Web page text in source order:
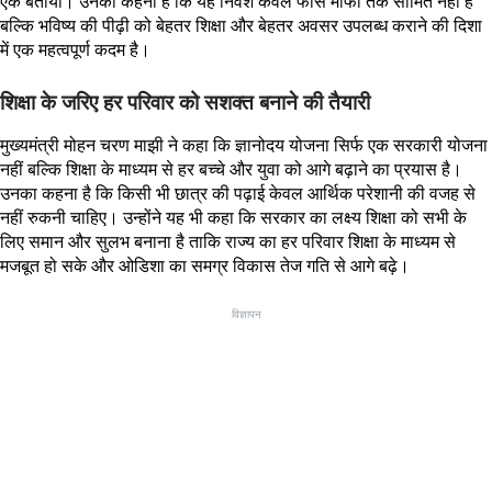
बल्कि भविष्य की पीढ़ी को बेहतर शिक्षा और बेहतर अवसर उपलब्ध कराने की दिशा
में एक महत्वपूर्ण कदम है।
शिक्षा के जरिए हर परिवार को सशक्त बनाने की तैयारी
मुख्यमंत्री मोहन चरण माझी ने कहा कि ज्ञानोदय योजना सिर्फ एक सरकारी योजना
नहीं बल्कि शिक्षा के माध्यम से हर बच्चे और युवा को आगे बढ़ाने का प्रयास है।
उनका कहना है कि किसी भी छात्र की पढ़ाई केवल आर्थिक परेशानी की वजह से
नहीं रुकनी चाहिए। उन्होंने यह भी कहा कि सरकार का लक्ष्य शिक्षा को सभी के
लिए समान और सुलभ बनाना है ताकि राज्य का हर परिवार शिक्षा के माध्यम से
मजबूत हो सके और ओडिशा का समग्र विकास तेज गति से आगे बढ़े।
विज्ञापन